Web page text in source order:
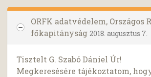
ORFK adatvédelem, Országos
főkapitányság 2018. augusztus 7.
Tisztelt G. Szabó Dániel Úr!
Megkeresésére tájékoztatom,